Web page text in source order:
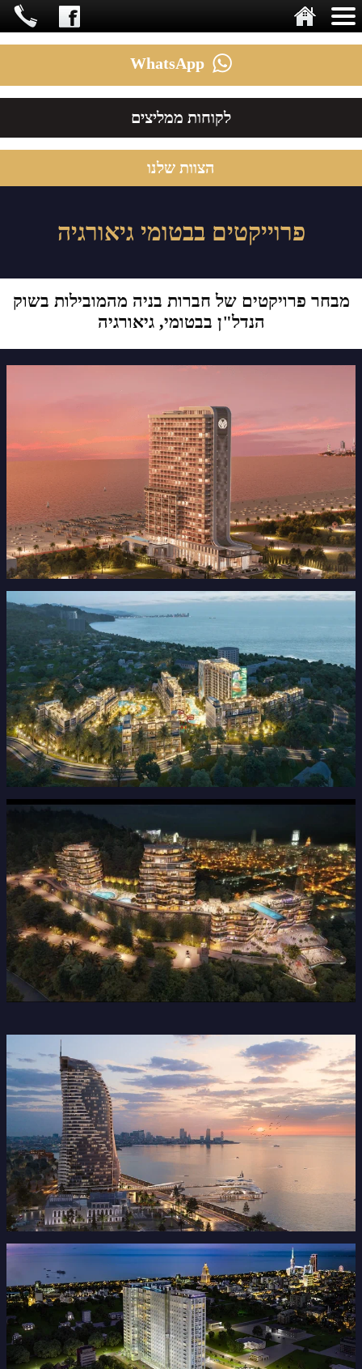
לקוחות ממליצים
הצוות שלנו
פרוייקטים בבטומי גיאורגיה
מבחר פרויקטים של חברות בניה מהמובילות בשוק
הנדל"ן בבטומי, גיאורגיה